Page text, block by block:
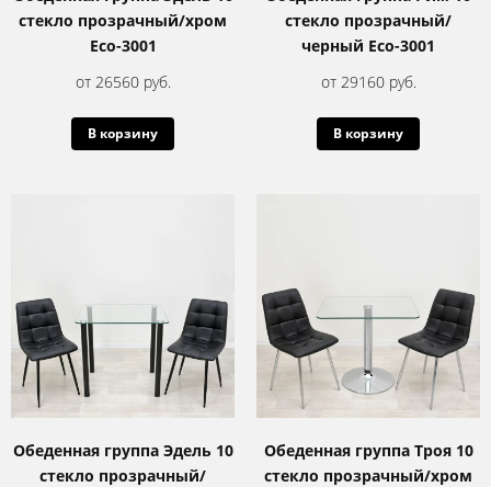
стекло прозрачный/хром
Eco-3001
от 26560 руб.
В корзину
стекло прозрачный/
черный Eco-3001
от 29160 руб.
В корзину
Обеденная группа Эдель 10
стекло прозрачный/
Обеденная группа Троя 10
стекло прозрачный/хром